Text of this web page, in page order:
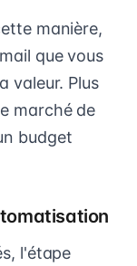
manière,
que vous
valeur. Plus
marché de
budget
l'étape